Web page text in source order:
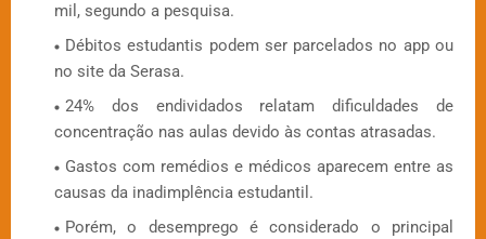
mil, segundo a pesquisa.
Débitos estudantis podem ser parcelados no app ou
no site da Serasa.
24% dos endividados relatam dificuldades de
concentração nas aulas devido às contas atrasadas.
Gastos com remédios e médicos aparecem entre as
causas da inadimplência estudantil.
Porém, o desemprego é considerado o principal